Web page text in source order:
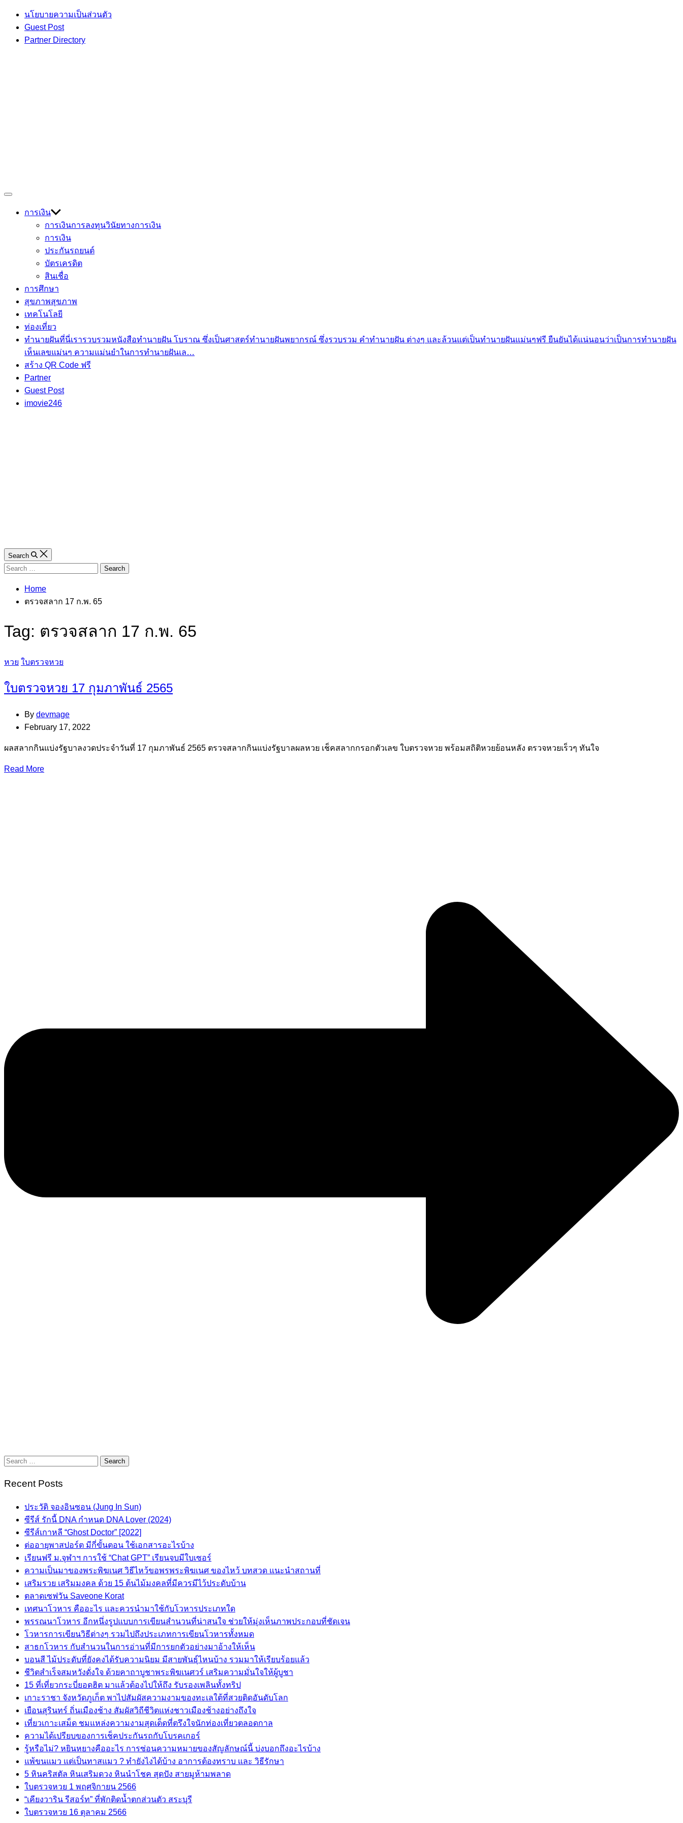
Skip
content
นโยบายความเป็นส่วนตัว
Guest Post
Partner Directory
Devmage
เกร็ดความรู้ เรื่องราวที่น่าสนใจ
Off
การเงิน
การเงินการลงทุนวินัยทางการเงิน
การเงิน
ประกันรถยนต์
บัตรเครดิต
สินเชื่อ
การศึกษา
สุขภาพสุขภาพ
เทคโนโลยี
ท่องเที่ยว
ทำนายฝันที่นี่เรารวบรวมหนังสือทำนายฝัน โบราณ ซึ่งเป็นศาสตร์ทำนายฝันพยากรณ์ ซึ่งรวบรวม คำทํานายฝัน ต่างๆ และล้วนแต่เป็นทํานายฝันแม่นๆฟรี ยืนยันได้แน่นอนว่าเป็นการทำนายฝัน
เห็นเลขแม่นๆ ความแม่นยำในการทํานายฝันเล…
สร้าง QR Code ฟรี
Partner
Guest Post
imovie246
Search
Search
Home
ตรวจสลาก 17 ก.พ. 65
Tag: ตรวจสลาก 17 ก.พ. 65
Categories
หวย ใบตรวจหวย
ใบตรวจหวย 17 กุมภาพันธ์ 2565
By devmage
February 17, 2022
ผลสลากกินแบ่งรัฐบาลงวดประจำวันที่ 17 กุมภาพันธ์ 2565 ตรวจสลากกินแบ่งรัฐบาลผลหวย เช็คสลากกรอกตัวเลข ใบตรวจหวย พร้อมสถิติหวยย้อนหลัง ตรวจหวยเร็วๆ ทันใจ
Read More
Search
Recent Posts
ประวัติ จองอินซอน (Jung In Sun)
ซีรีส์ รักนี้ DNA กำหนด DNA Lover (2024)
ซีรีส์เกาหลี “Ghost Doctor” [2022]
ต่ออายุพาสปอร์ต มีกี่ขั้นตอน ใช้เอกสารอะไรบ้าง
เรียนฟรี ม.จุฬาฯ การใช้ “Chat GPT” เรียนจบมีใบเซอร์
ความเป็นมาของพระพิฆเนศ วิธีไหว้ขอพรพระพิฆเนศ ของไหว้ บทสวด แนะนำสถานที่
เสริมรวย เสริมมงคล ด้วย 15 ต้นไม้มงคลที่มีควรมีไว้ประดับบ้าน
ตลาดเซฟวัน Saveone Korat
เทศนาโวหาร คืออะไร และควรนำมาใช้กับโวหารประเภทใด
พรรณนาโวหาร อีกหนึ่งรูปแบบการเขียนสำนวนที่น่าสนใจ ช่วยให้มุ่งเห็นภาพประกอบที่ชัดเจน
โวหารการเขียนวิธีต่างๆ รวมไปถึงประเภทการเขียนโวหารทั้งหมด
สาธกโวหาร กับสำนวนในการอ่านที่มีการยกตัวอย่างมาอ้างให้เห็น
บอนสี ไม้ประดับที่ยังคงได้รับความนิยม มีสายพันธุ์ไหนบ้าง รวมมาให้เรียบร้อยแล้ว
ชีวิตสำเร็จสมหวังดั่งใจ ด้วยคาถาบูชาพระพิฆเนศวร์ เสริมความมั่นใจให้ผู้บูชา
15 ที่เที่ยวกระบี่ยอดฮิต มาแล้วต้องไปให้ถึง รับรองเพลินทั้งทริป
เกาะราชา จังหวัดภูเก็ต พาไปสัมผัสความงามของทะเลใต้ที่สวยติดอันดับโลก
เยือนสุรินทร์ ถิ่นเมืองช้าง สัมผัสวิถีชีวิตแห่งชาวเมืองช้างอย่างถึงใจ
เที่ยวเกาะเสม็ด ชมแหล่งความงามสุดเด็ดที่ตรึงใจนักท่องเที่ยวตลอดกาล
ความได้เปรียบของการเช็คประกันรถกับโบรคเกอร์
รู้หรือไม่? หยินหยางคืออะไร การซ่อนความหมายของสัญลักษณ์นี้ บ่งบอกถึงอะไรบ้าง
แพ้ขนแมว แต่เป็นทาสแมว ? ทำยังไงได้บ้าง อาการต้องทราบ และ วิธีรักษา
5 หินคริสตัล หินเสริมดวง หินนำโชค สุดปัง สายมูห้ามพลาด
ใบตรวจหวย 1 พฤศจิกายน 2566
“เคียงวาริน รีสอร์ท” ที่พักติดน้ำตกส่วนตัว สระบุรี
ใบตรวจหวย 16 ตุลาคม 2566